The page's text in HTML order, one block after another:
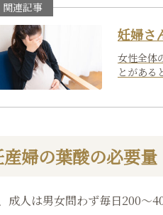
妊婦さ
女性全体
とがある
婦の葉酸の必要量
成人は男女問わず毎日200〜